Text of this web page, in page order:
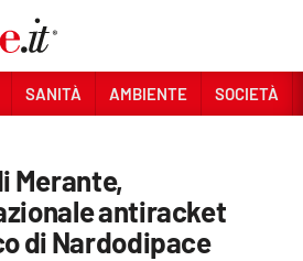
SANITÀ AMBIENTE SOCIETÀ
Merante,
antiracket
di Nardodipace